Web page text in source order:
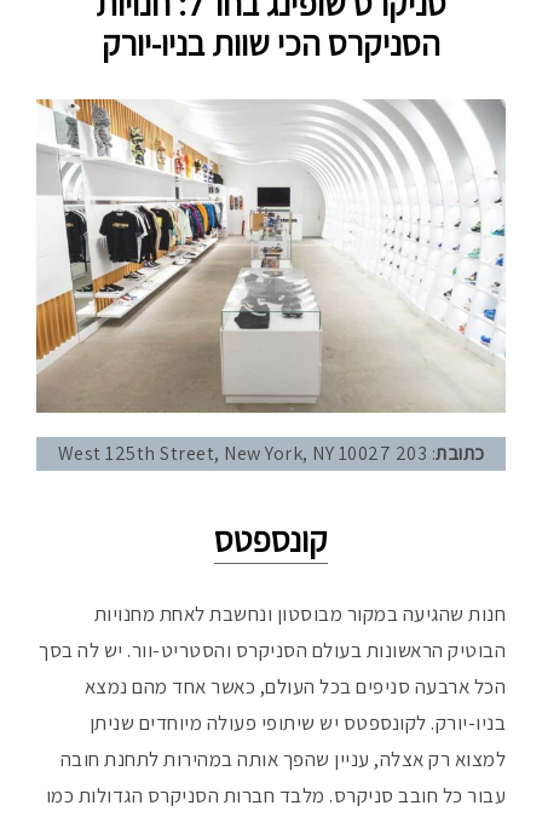
הסניקרס הכי שוות בניו-יורק
כתובת: 203 West 125th Street, New York, NY 10027
קונספטס
חנות שהגיעה במקור מבוסטון ונחשבת לאחת מחנויות
הבוטיק הראשונות בעולם הסניקרס והסטריט-וור. יש לה בסך
הכל ארבעה סניפים בכל העולם, כאשר אחד מהם נמצא
בניו-יורק. לקונספטס יש שיתופי פעולה מיוחדים שניתן
למצוא רק אצלה, עניין שהפך אותה במהירות לתחנת חובה
עבור כל חובב סניקרס. מלבד חברות הסניקרס הגדולות כמו